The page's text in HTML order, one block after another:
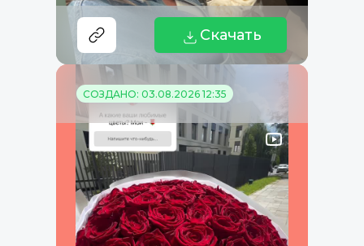
Скачать
СОЗДАНО: 03.08.2026 12:35